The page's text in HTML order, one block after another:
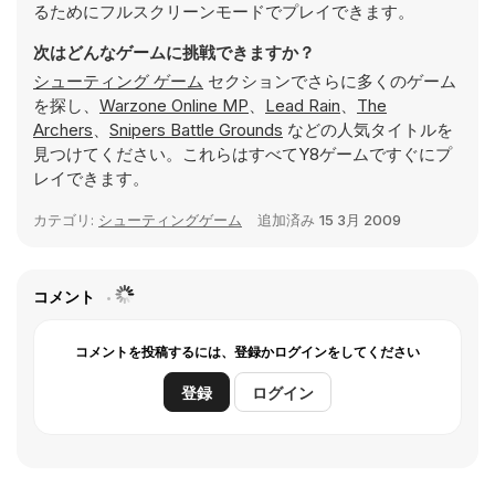
るためにフルスクリーンモードでプレイできます。
次はどんなゲームに挑戦できますか？
シューティング ゲーム セクションでさらに多くのゲーム
を探し、 Warzone Online MP、 Lead Rain、 The
Archers、 Snipers Battle Grounds などの人気タイトルを
見つけてください。これらはすべてY8ゲームですぐにプ
レイできます。
カテゴリ: シューティングゲーム 追加済み 15 3月 2009
コメント
コメントを投稿するには、登録かログインをしてください
登録 ログイン